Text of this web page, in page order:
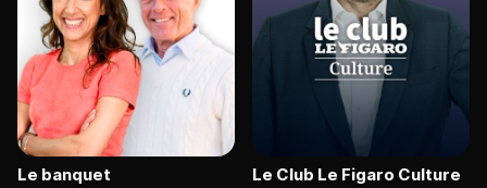
Le banquet Le Club Le Figaro Culture